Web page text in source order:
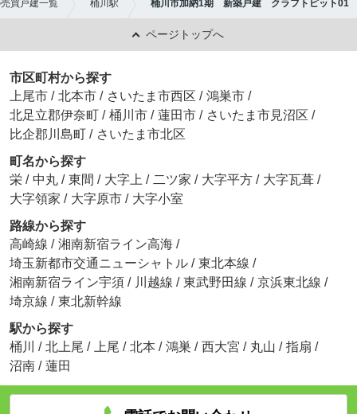
買戸建一覧 桶川駅 桶川市加納1期 新築戸建 クラフトピット01
ページトップへ
市区町村から探す
上尾市 / 北本市 / さいたま市西区 / 鴻巣市 /
北足立郡伊奈町 / 桶川市 / 蓮田市 / さいたま市見沼区 /
比企郡川島町 / さいたま市北区
町名から探す
栄 / 中丸 / 東間 / 大字上 / 二ツ家 / 大字平方 / 大字瓦葺 /
大字領家 / 大字原市 / 大字小室
路線から探す
高崎線 / 湘南新宿ライン高海 /
埼玉新都市交通ニューシャトル / 東北本線 /
湘南新宿ライン宇須 / 川越線 / 東武野田線 / 京浜東北線 /
埼京線 / 東北新幹線
駅から探す
桶川
/ 北上尾 / 上尾 / 北本 / 鴻巣 / 西大宮 / 丸山 / 指扇 /
沼南 / 蓮田